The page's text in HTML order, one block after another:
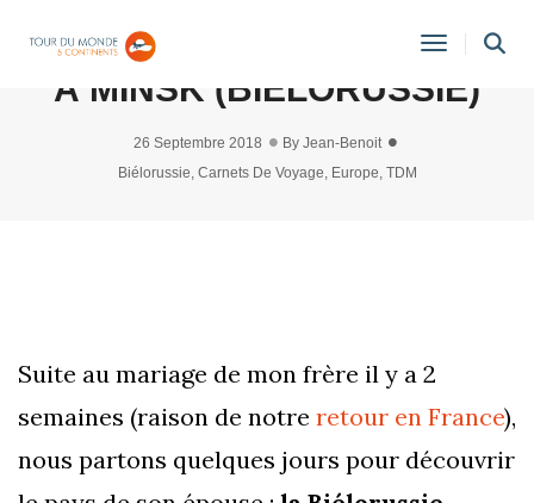
Toggle
5 JOURS DE DÉCOUVERTES
À MINSK (BIÉLORUSSIE)
26 Septembre 2018 By Jean-Benoit
Biélorussie, Carnets De Voyage, Europe, TDM
Suite au mariage de mon frère il y a 2
semaines (raison de notre retour en France),
nous partons quelques jours pour découvrir